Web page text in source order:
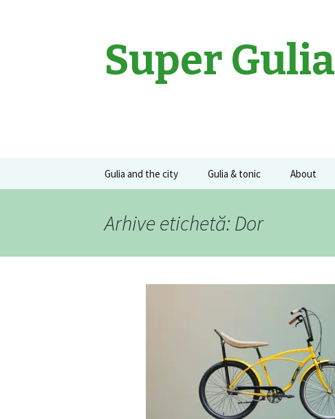
Super Gulia
Sari
Gulia and the city Gulia & tonic About
Arhive etichetă: Dor